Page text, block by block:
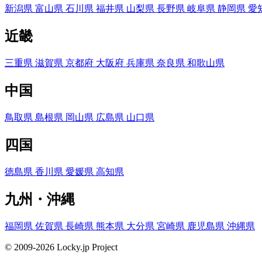
新潟県 富山県 石川県 福井県 山梨県 長野県 岐阜県 静岡県 愛
近畿
三重県 滋賀県 京都府 大阪府 兵庫県 奈良県 和歌山県
中国
鳥取県 島根県 岡山県 広島県 山口県
四国
徳島県 香川県 愛媛県 高知県
九州・沖縄
福岡県 佐賀県 長崎県 熊本県 大分県 宮崎県 鹿児島県 沖縄県
© 2009-2026 Locky.jp Project